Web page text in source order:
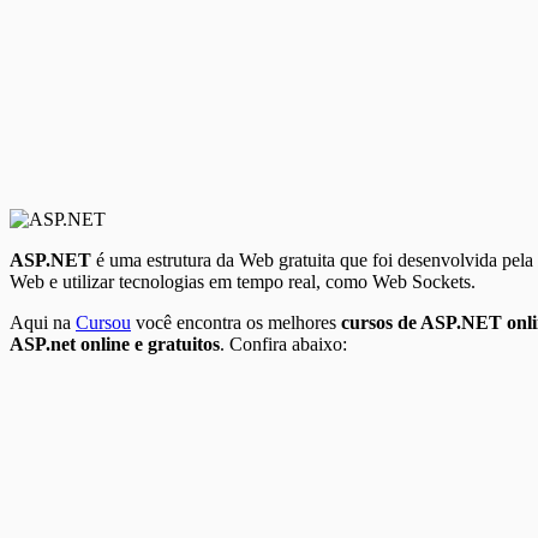
ASP.NET é uma estrutura da Web gratuita que foi desenvolvida
Web e utilizar tecnologias em tempo real, como Web Sockets.
Aqui na Cursou você encontra os melhores cursos de ASP.NET
ASP.net online e gratuitos. Confira abaixo: